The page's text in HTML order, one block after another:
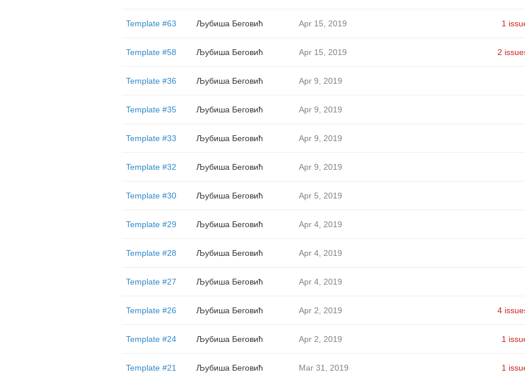
Template #63 Љубиша Беговић Apr 15, 2019 1
Template #58 Љубиша Беговић Apr 15, 2019 2
Template #36 Љубиша Беговић Apr 9, 2019
Template #35 Љубиша Беговић Apr 9, 2019
Template #33 Љубиша Беговић Apr 9, 2019
Template #32 Љубиша Беговић Apr 9, 2019
Template #30 Љубиша Беговић Apr 5, 2019
Template #29 Љубиша Беговић Apr 4, 2019
Template #28 Љубиша Беговић Apr 4, 2019
Template #27 Љубиша Беговић Apr 4, 2019
Template #26 Љубиша Беговић Apr 2, 2019 4
Template #24 Љубиша Беговић Apr 2, 2019 1
Template #21 Љубиша Беговић Mar 31, 2019 1